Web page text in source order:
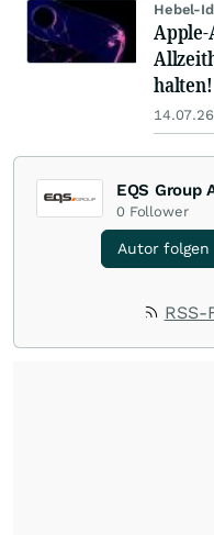
Hebel-
Apple-
halten!
EQS Group
0 Follower
Autor folgen
RSS-